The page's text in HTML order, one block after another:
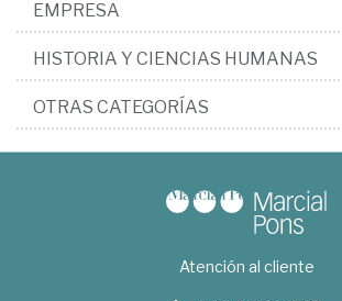
EMPRESA
HISTORIA Y CIENCIAS HUMANAS
OTRAS CATEGORÍAS
Atención al cliente